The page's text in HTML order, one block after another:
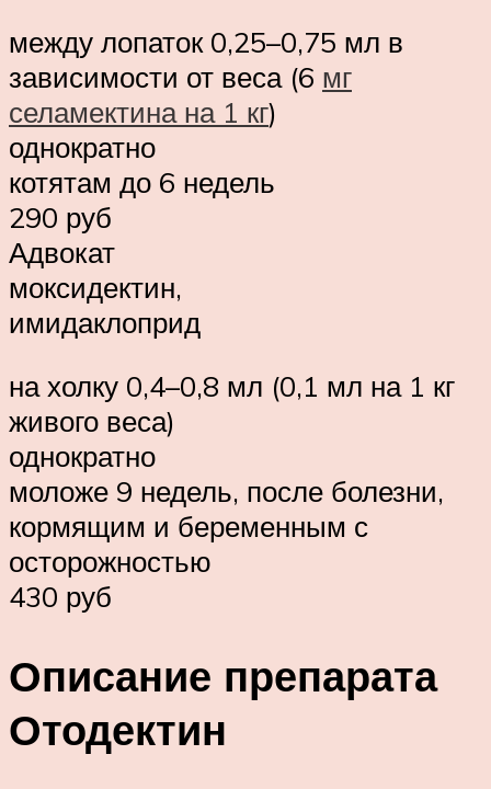
между лопаток 0,25–0,75 мл в
зависимости от веса (6 мг
селамектина на 1 кг)
однократно
котятам до 6 недель
290 руб
Адвокат
моксидектин,
имидаклоприд
на холку 0,4–0,8 мл (0,1 мл на 1 кг
живого веса)
однократно
моложе 9 недель, после болезни,
кормящим и беременным с
осторожностью
430 руб
Описание препарата
Отодектин